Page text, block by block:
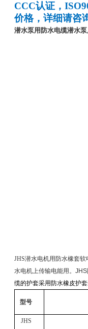
CCC认证，
价格，详细请咨
潜水泵用防水电缆潜水
JHS潜水电机用防水橡套
水电机上传输电能用。 JHS
缆的护套采用防水橡皮护
型号
JHS